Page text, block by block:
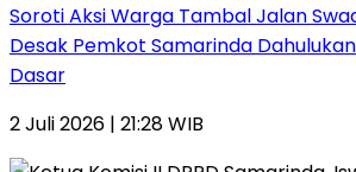
Soroti Aksi Warga Tambal Jalan
Desak Pemkot Samarinda
Dasar
2 Juli 2026 | 21:28 WIB